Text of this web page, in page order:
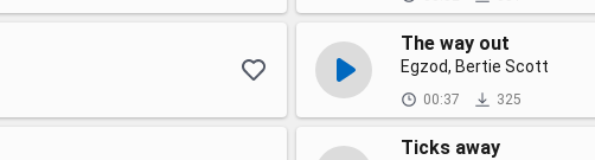
The way out
Egzod, Bertie Scott
00:37 325
Ticks away